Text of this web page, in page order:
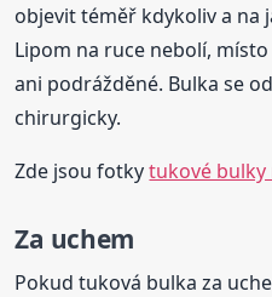
objevit téměř kdykoliv a na
Lipom na ruce nebolí,
ani podrážděné. Bulka se
chirurgicky.
Zde jsou fotkytukové bulky
Za uchem
Pokud tuková bulka za